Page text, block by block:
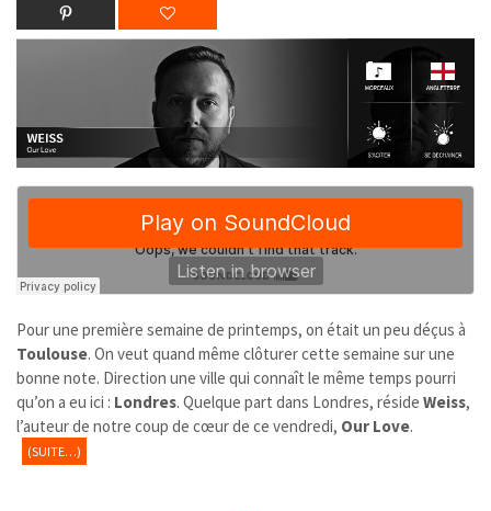
Pour une première semaine de printemps, on était un peu déçus à
Toulouse. On veut quand même clôturer cette semaine sur une
bonne note. Direction une ville qui connaît le même temps pourri
qu’on a eu ici : Londres. Quelque part dans Londres, réside Weiss,
l’auteur de notre coup de cœur de ce vendredi, Our Love.
(SUITE…)